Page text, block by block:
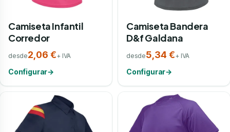
Camiseta Infantil
Corredor
desde2,06 €+ IVA
Configurar→
Camiseta Bandera
D&f Galdana
desde5,34 €+ IVA
Configurar→